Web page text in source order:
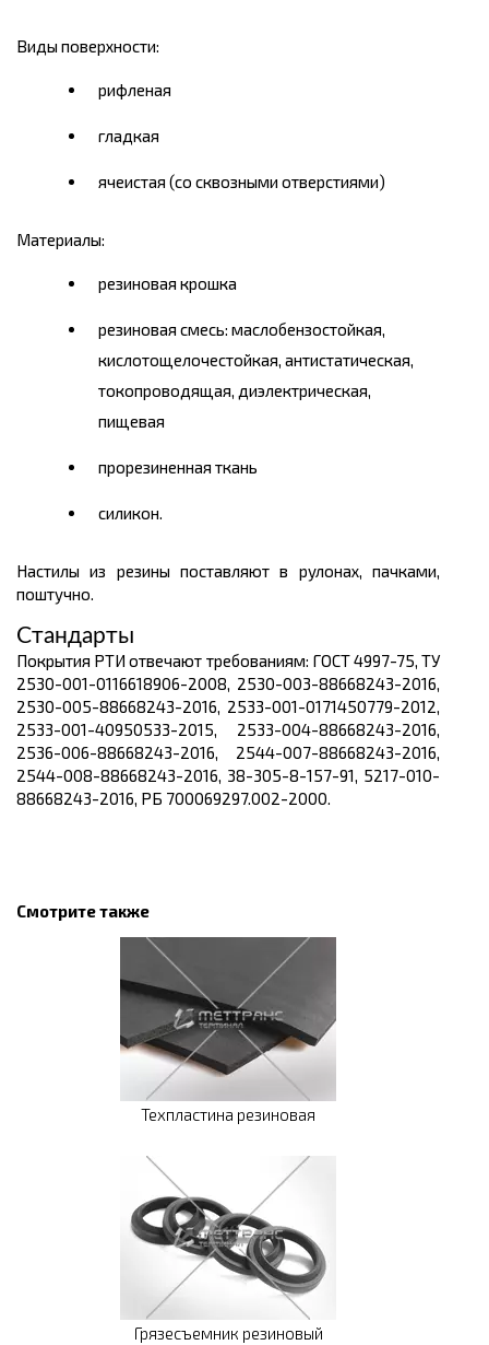
Виды поверхности:
рифленая
гладкая
ячеистая (со сквозными отверстиями)
Материалы:
резиновая крошка
резиновая смесь: маслобензостойкая,
кислотощелочестойкая, антистатическая,
токопроводящая, диэлектрическая,
пищевая
прорезиненная ткань
силикон.
Настилы из резины поставляют в рулонах, пачками,
поштучно.
Стандарты
Покрытия РТИ отвечают требованиям: ГОСТ 4997-75, ТУ
2530-001-0116618906-2008, 2530-003-88668243-2016,
2530-005-88668243-2016, 2533-001-0171450779-2012,
2533-001-40950533-2015, 2533-004-88668243-2016,
2536-006-88668243-2016, 2544-007-88668243-2016,
2544-008-88668243-2016, 38-305-8-157-91, 5217-010-
88668243-2016, РБ 700069297.002-2000.
Смотрите также
Техпластина резиновая
Грязесъемник резиновый